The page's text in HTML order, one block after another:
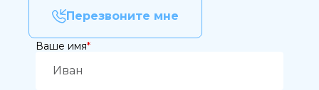
Дата и
время
приёма:
Перезвоните мне
Ваше имя*